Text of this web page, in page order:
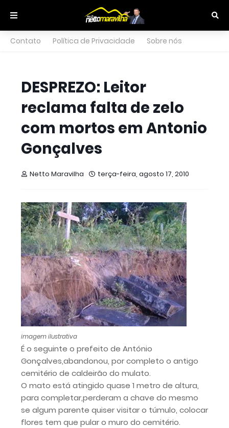
Contato Política de Privacidade Sobre nós
DESPREZO: Leitor
reclama falta de zelo
com mortos em Antonio
Gonçalves
Netto Maravilha terça-feira, agosto 17, 2010
imagem ilustrativa
É o seguinte o prefeito de António
Gonçalves,abandonou, por completo o antigo
cemitério de caldeirão do mulato.
O mato está atingido quase 1 metro de altura,
para completar,perderam a chave do mesmo
se algum parente quiser visitar o túmulo, colocar
flores tem que pular o muro do cemitério.